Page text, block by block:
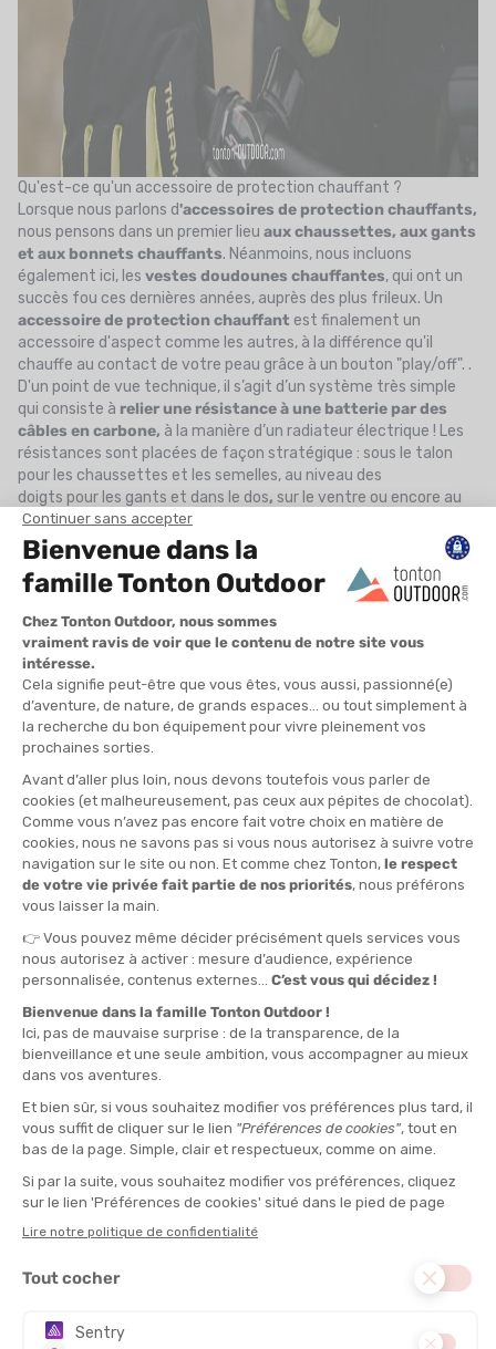
Qu'est-ce qu'un accessoire de protection chauffant ?
Lorsque nous parlons d'accessoires de protection chauffants,
nous pensons dans un premier lieu aux chaussettes, aux gants
et aux bonnets chauffants. Néanmoins, nous incluons
également ici, les vestes doudounes chauffantes, qui ont un
succès fou ces dernières années, auprès des plus frileux. Un
accessoire de protection chauffant est finalement un
accessoire d'aspect comme les autres, à la différence qu'il
chauffe au contact de votre peau grâce à un bouton "play/off". .
D'un point de vue technique, il s’agit d’un système très simple
qui consiste à relier une résistance à une batterie par des
câbles en carbone, à la manière d’un radiateur électrique ! Les
résistances sont placées de façon stratégique : sous le talon
pour les chaussettes et les semelles, au niveau des
doigts pour les gants et dans le dos, sur le ventre ou encore au
niveau des jambes pour les vêtements
Ultra plates,ces petites résistances très légères ne sont ni
visibles ni gênantes pour le sportif et permettent de
réchauffer
les parties les plus exposéesau froid dans le but de les
des accessoires et des
vêtements chauffantsest donc de chauffer de manière
modérée afin de ne pas pousser à la transpiration, qui serait alors
contre-indiquée en cas de grand froid.
Ces accessoires de protection se rechargent via leurs batteries
sur des ports USB. Différentes puissances existent selon
l'accessoire ou le vêtement chauffant
et le niveau de chaleur
connectent à votre téléphone via le Bluetooth et vous
permettent de les piloter à distance, notamment en surveillant
leur niveau de chargement, pour ne jamais tomber en panne,
surtout sur les pistes en plein hiver !
Sur Tonton Outdoor, retrouvez notre marque d'équipement
chauffant préférée :la marque Thermic!
Parce queles extrémités sont les premières à souffrir en cas
de météo difficile, il est primordial de les réchauffer le plus vite
possible. En effet, si votre température corporelle est de 37°C
au centre, les extrémités comptent quelques degrés de moins
et le phénomène entraine un refroidissement général du corps.
Alors, si vos extrémités sont au chaud, le reste de votre corps
s’en portera bien mieux ! Les mains sont donc les premières à
Pour y remédier, nous vous suggérons cette magnifique
invention : les gants chauffants. Il existe plusieurs types de
selon votre activité. La puissance de chauffage
options dont vous avez besoin varient. Par exemple, si vous
souhaitez simplement vous balader en ville, en forêt, ou faire du
vélo, vous pouvez vous diriger vers des
desgants de ski chauffants épais
et bien enveloppant au
des doigts et parfois sur le dessus des mains. Le boutons On/Off